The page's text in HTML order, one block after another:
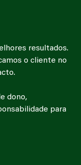
resultados.
o cliente no
dono,
para